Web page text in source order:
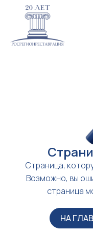
Страница,
Возможно, вы
страница
НА